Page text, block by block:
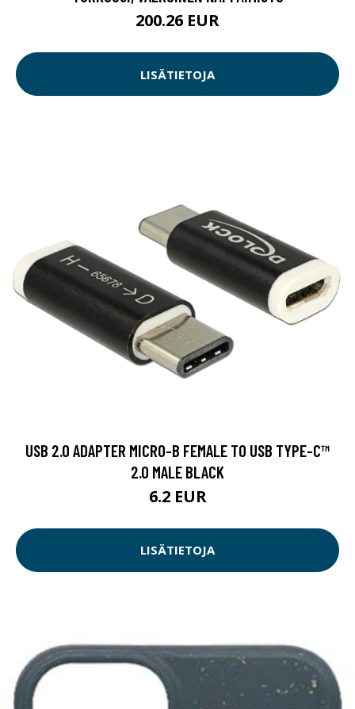
200.26 EUR
LISÄTIETOJA
USB 2.0 ADAPTER MICRO-B FEMALE TO USB TYPE-C™
2.0 MALE BLACK
6.2 EUR
LISÄTIETOJA